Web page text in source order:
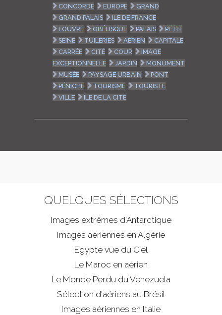
CONCORDE EUROPE
GRAND
GRAND PALAIS
ILE DE FRANCE
LOUVRE
OBÉLISQUE PALAIS
PETIT
SEINE
TUILERIES AÉRIEN
CAPITALE
CARRÉE
CITÉ COUR
IMAGE
EXCEPTIONNELLE
JARDIN
MONUMENT
MUSÉE
PAYSAGE URBAIN
PONT
PÉNICHE
TOURISME
TOURISTE
VILLE
ÎLE DE LA CITÉ
QUELQUES SÉLECTIONS
Images extrêmes d'Antarctique
Images aériennes en Algérie
Egypte vue du Ciel
Le Maroc en aérien
Le Monde Perdu du Venezuela
Sélection d'aériens au Brésil
Images aériennes en Italie